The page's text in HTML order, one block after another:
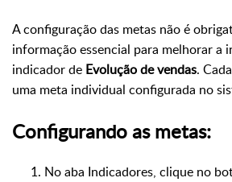
A configuração das metas não é
informação essencial para melhorar a
indicador de Evolução de vendas.
uma meta individual configurada no
Configurando as metas:
No aba Indicadores, clique no